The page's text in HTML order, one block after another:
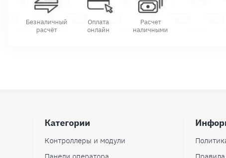
Безналичный
расчёт
Оплата
онлайн
Расчет
наличными
Категории
Контроллеры и модули